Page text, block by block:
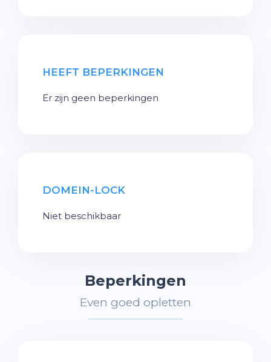
HEEFT BEPERKINGEN
Er zijn geen beperkingen
DOMEIN-LOCK
Niet beschikbaar
Beperkingen
Even goed opletten